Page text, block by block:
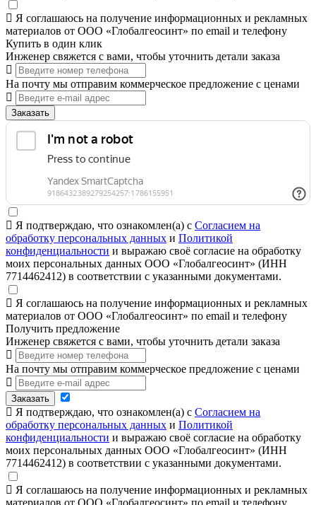
Я соглашаюсь на получение информационных и рекламных
материалов от ООО «Глобалгеосинт» по email и телефону
Купить в один клик
Инженер свяжется с вами, чтобы уточнить детали заказа
На почту мы отправим коммерческое предложение с ценами
Заказать
Я подтверждаю, что ознакомлен(а) с Согласием на
обработку персональных данных и Политикой
конфиденциальности и выражаю своё согласие на обработку
моих персональных данных ООО «Глобалгеосинт» (ИНН
7714462412) в соответствии с указанными документами.
Я соглашаюсь на получение информационных и рекламных
материалов от ООО «Глобалгеосинт» по email и телефону
Получить предложение
Инженер свяжется с вами, чтобы уточнить детали заказа
На почту мы отправим коммерческое предложение с ценами
Заказать
Я подтверждаю, что ознакомлен(а) с Согласием на
обработку персональных данных и Политикой
конфиденциальности и выражаю своё согласие на обработку
моих персональных данных ООО «Глобалгеосинт» (ИНН
7714462412) в соответствии с указанными документами.
Я соглашаюсь на получение информационных и рекламных
материалов от ООО «Глобалгеосинт» по email и телефону